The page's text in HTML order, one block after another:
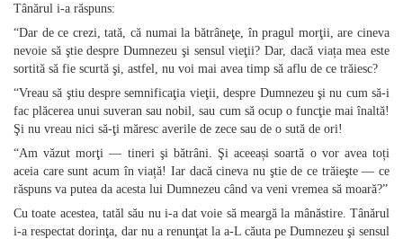
Tânărul i‑a răspuns:
“Dar de ce crezi, tată, că numai la bătrâneţe, în pragul morţii, are cineva
nevoie să ştie despre Dumnezeu şi sensul vieţii? Dar, dacă viața mea este
sortită să fie scurtă şi, astfel, nu voi mai avea timp să aflu de ce trăiesc?
“Vreau să ştiu despre semnificaţia vieţii, despre Dumnezeu şi nu cum să‑i
fac plăcerea unui suveran sau nobil, sau cum să ocup o funcţie mai înaltă!
Şi nu vreau nici să‑ţi măresc averile de zece sau de o sută de ori!
“Am văzut morţi — tineri şi bătrâni. Şi aceeași soartă o vor avea toți
aceia care sunt acum în viață! Iar dacă cineva nu ştie de ce trăieşte — ce
răspuns va putea da acesta lui Dumnezeu când va veni vremea să moară?”
Cu toate acestea, tatăl său nu i‑a dat voie să meargă la mânăstire. Tânărul
i‑a respectat dorinţa, dar nu a renunţat la a‑L căuta pe Dumnezeu şi sensul